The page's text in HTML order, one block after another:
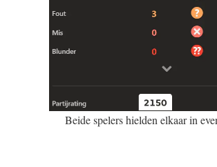
Beide spelers hielden elkaar in